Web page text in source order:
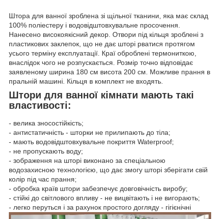
Штора для ванної зроблена зі щільної тканини, яка має склад
100% поліестеру і водовідштовхувальне просочення.
Нанесено високоякісний декор. Отвори під кільця зроблені з
пластикових заклепок, що не дає шторі рватися протягом
усього терміну експлуатації. Краї оброблені термониткою,
внаслідок чого не розпускається. Розмір точно відповідає
заявленому ширина 180 см висота 200 см. Можливе прання в
пральній машині. Кільця в комплект не входять.
Штори для ванної кімнати мають такі
властивості:
- велика зносостійкість;
- антистатичність - шторки не прилипають до тіла;
- мають водовідштовхувальне покриття Waterproof;
- не пропускають воду;
- зображення на шторі виконано за спеціальною
водозахисною технологією, що дає змогу шторі зберігати свій
колір під час прання;
- обробка країв штори забезпечує довговічність виробу;
- стійкі до світлового впливу - не вицвітають і не вигорають;
- легко перуться і за рахунок простого догляду - гігієнічні